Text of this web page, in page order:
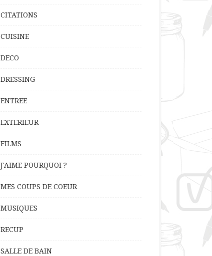
CITATIONS
CUISINE
DECO
DRESSING
ENTREE
EXTERIEUR
FILMS
J'AIME POURQUOI ?
MES COUPS DE COEUR
MUSIQUES
RECUP
SALLE DE BAIN